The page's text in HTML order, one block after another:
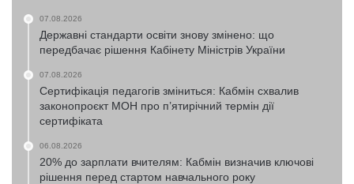
07.08.2026
Державні стандарти освіти знову змінено: що
передбачає рішення Кабінету Міністрів України
07.08.2026
Сертифікація педагогів зміниться: Кабмін схвалив
законопроєкт МОН про п’ятирічний термін дії
сертифіката
06.08.2026
20% до зарплати вчителям: Кабмін визначив ключові
рішення перед стартом навчального року